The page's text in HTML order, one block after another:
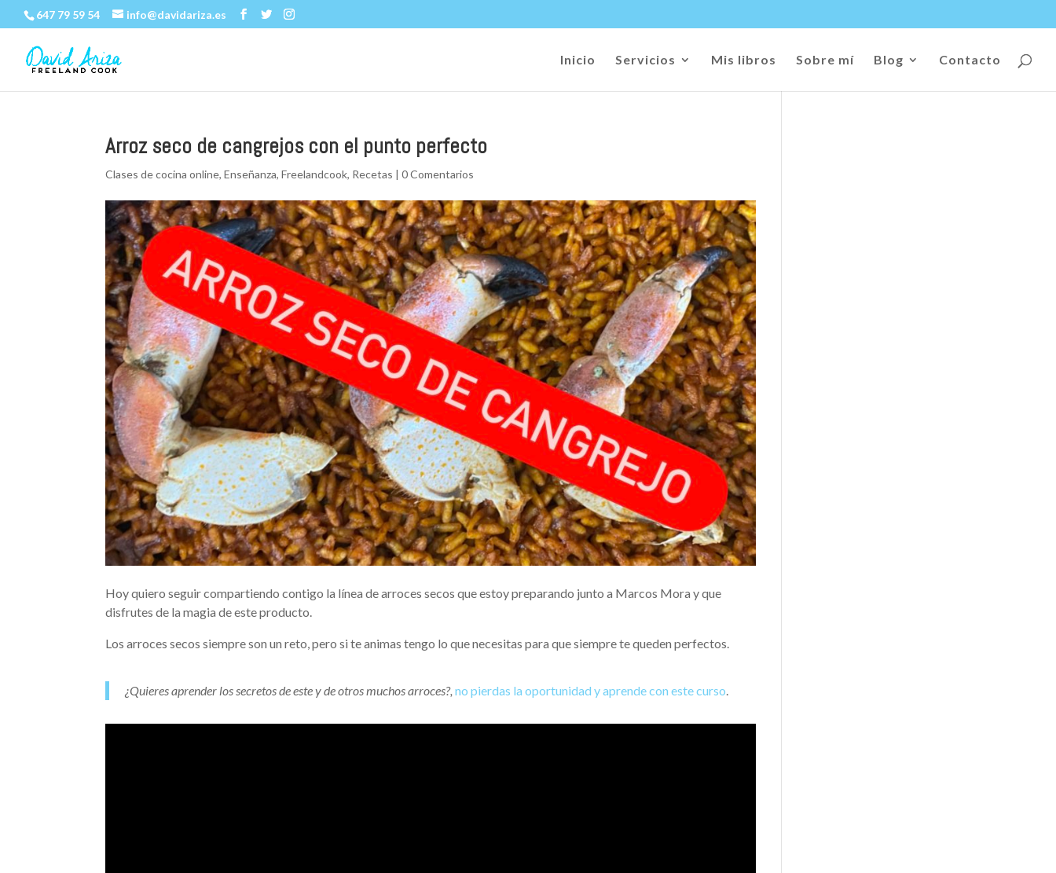
647 79 59 54 info@davidariza.es
Inicio Servicios Mis libros Sobre mí Blog Contacto
Arroz seco de cangrejos con el punto perfecto
Clases de cocina online,Enseñanza,Freelandcook, Recetas |0 Comentarios
Hoy quiero seguir compartiendo contigo la línea de arroces secos que estoy preparando junto a Marcos Mora y que
disfrutes de la magia de este producto.
Los arroces secos siempre son un reto, pero si te animas tengo lo que necesitas para que siempre te queden perfectos.
¿Quieres aprender los secretos de este y de otros muchos arroces?,no pierdas la oportunidad y aprende con este curso.